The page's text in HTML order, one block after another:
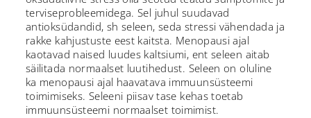
terviseprobleemidega. Sel juhul suudavad
antioksüdandid, sh seleen, seda stressi vähendada ja
rakke kahjustuste eest kaitsta. Menopausi ajal
kaotavad naised luudes kaltsiumi, ent seleen aitab
säilitada normaalset luutihedust. Seleen on oluline
ka menopausi ajal haavatava immuunsüsteemi
toimimiseks. Seleeni piisav tase kehas toetab
immuunsüsteemi normaalset toimimist.